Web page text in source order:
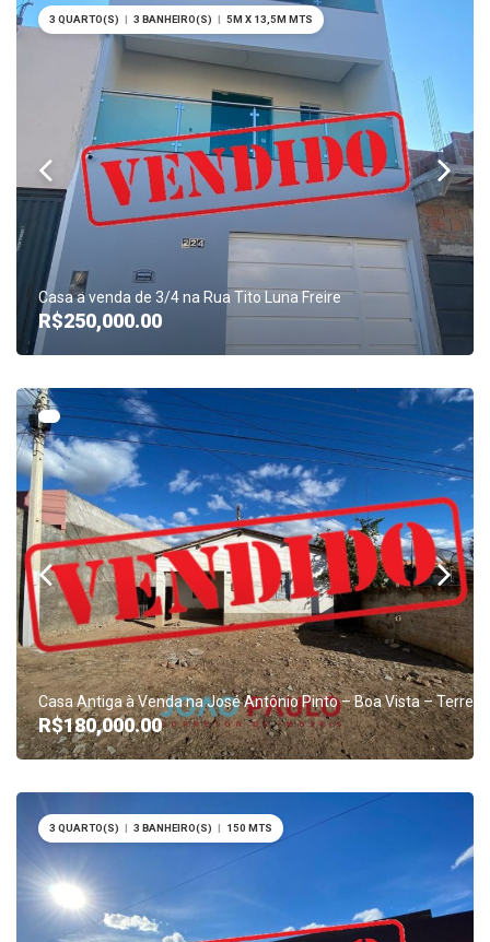
Casa a venda de 3/4 na Rua Tito Luna Freire
R$250,000.00
3 QUARTO(S) | 3 BANHEIRO(S) | 5M X 13,5M MTS
Casa Antiga à Venda na José Antônio Pinto – Boa Vista –
R$180,000.00
3 QUARTO(S) | 3 BANHEIRO(S) | 150 MTS